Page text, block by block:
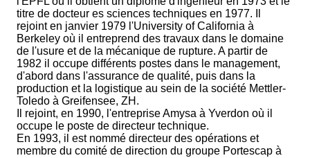
titre de docteur es sciences techniques en 1977. Il
rejoint en janvier 1979 l'University of California à
Berkeley où il entreprend des travaux dans le domaine
de l'usure et de la mécanique de rupture. A partir de
1982 il occupe différents postes dans le management,
d'abord dans l'assurance de qualité, puis dans la
production et la logistique au sein de la société Mettler-
Toledo à Greifensee, ZH.
Il rejoint, en 1990, l'entreprise Amysa à Yverdon où il
occupe le poste de directeur technique.
En 1993, il est nommé directeur des opérations et
membre du comité de direction du groupe Portescap à